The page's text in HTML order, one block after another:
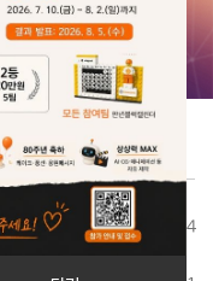
[서울공대동창회] 서울공대 85학번, 입학 40주년 기념행사 성료
2025/07/24